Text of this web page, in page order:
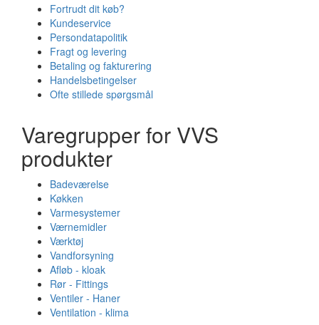
Fortrudt dit køb?
Kundeservice
Persondatapolitik
Fragt og levering
Betaling og fakturering
Handelsbetingelser
Ofte stillede spørgsmål
Varegrupper for VVS
produkter
Badeværelse
Køkken
Varmesystemer
Værnemidler
Værktøj
Vandforsyning
Afløb - kloak
Rør - Fittings
Ventiler - Haner
Ventilation - klima